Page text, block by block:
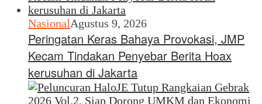
NasionalAgustus 9, 2026
Peringatan Keras Bahaya Provokasi, JMP
Kecam Tindakan Penyebar Berita Hoax
kerusuhan di Jakarta